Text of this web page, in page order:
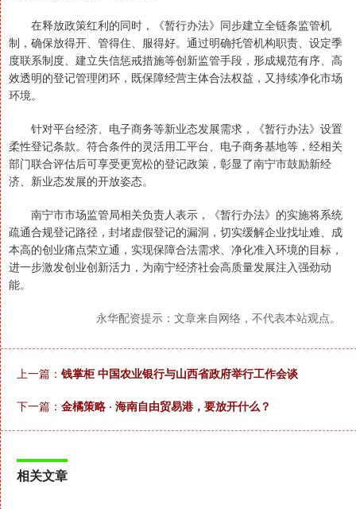
在释放政策红利的同时，《暂行办法》同步建立全链条监管机
制，确保放得开、管得住、服得好。通过明确托管机构职责、设定季
度联系制度、建立失信惩戒措施等创新监管手段，形成规范有序、高
效透明的登记管理闭环，既保障经营主体合法权益，又持续净化市场
环境。
针对平台经济、电子商务等新业态发展需求，《暂行办法》设置
柔性登记条款。符合条件的灵活用工平台、电子商务基地等，经相关
部门联合评估后可享受更宽松的登记政策，彰显了南宁市鼓励新经
济、新业态发展的开放姿态。
南宁市市场监管局相关负责人表示，《暂行办法》的实施将系统
疏通合规登记路径，封堵虚假登记的漏洞，切实缓解企业找址难、成
本高的创业痛点荣立通，实现保障合法需求、净化准入环境的目标，
进一步激发创业创新活力，为南宁经济社会高质量发展注入强劲动
能。
永华配资提示：文章来自网络，不代表本站观点。
上一篇： 钱掌柜 中国农业银行与山西省政府举行工作会谈
下一篇： 金橘策略 · 海南自由贸易港，要放开什么？
相关文章